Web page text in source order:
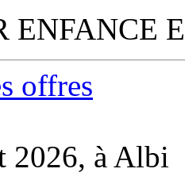
ENFANCE
offres
2026, à Albi